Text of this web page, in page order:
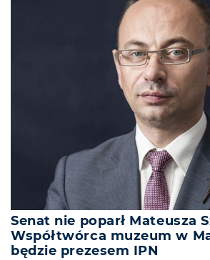
Senat nie poparł Mateusza
Współtwórca muzeum w
będzie prezesem IPN